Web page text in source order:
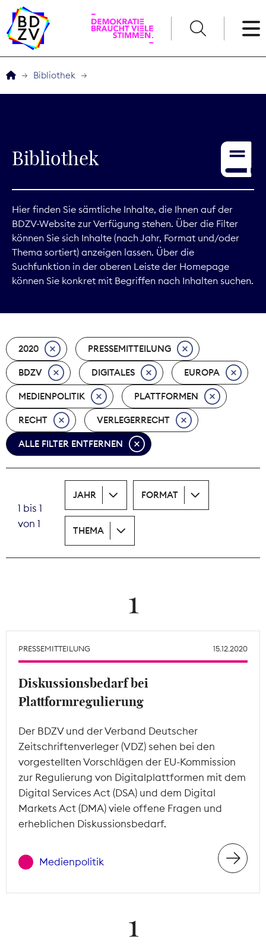
Service
Digitales
Kommunikation
Marktdaten
Nachhaltigkeit
Nachwuchs
Nova Award
Pressefreiheit
Print
Recht
Tarifpolitik
Theodor-Wolff-Preis
Mitgliederbereich
Bibliothek
Bibliothek
Hier finden Sie sämtliche Inhalte, die Ihnen auf der
BDZV-Website zur Verfügung stehen. Über die Filter
können Sie sich Inhalte (nach Jahr, Format und/oder
Thema sortiert) anzeigen lassen. Über die
Suchfunktion in der oberen Leiste der Homepage
können Sie konkret mit Begriffen nach Inhalten suchen.
2020 PRESSEMITTEILUNG
BDZV DIGITALES EUROPA
MEDIENPOLITIK PLATTFORMEN
RECHT VERLEGERRECHT
ALLE FILTER ENTFERNEN
1 bis 1
von 1
JAHR FORMAT
THEMA
1
PRESSEMITTEILUNG 15.12.2020
Diskussionsbedarf bei
Plattformregulierung
Der BDZV und der Verband Deutscher
Zeitschriftenverleger (VDZ) sehen bei den
vorgestellten Vorschlägen der EU-Kommission
zur Regulierung von Digitalplattformen mit dem
Digital Services Act (DSA) und dem Digital
Markets Act (DMA) viele offene Fragen und
erheblichen Diskussionsbedarf.
Medienpolitik
1